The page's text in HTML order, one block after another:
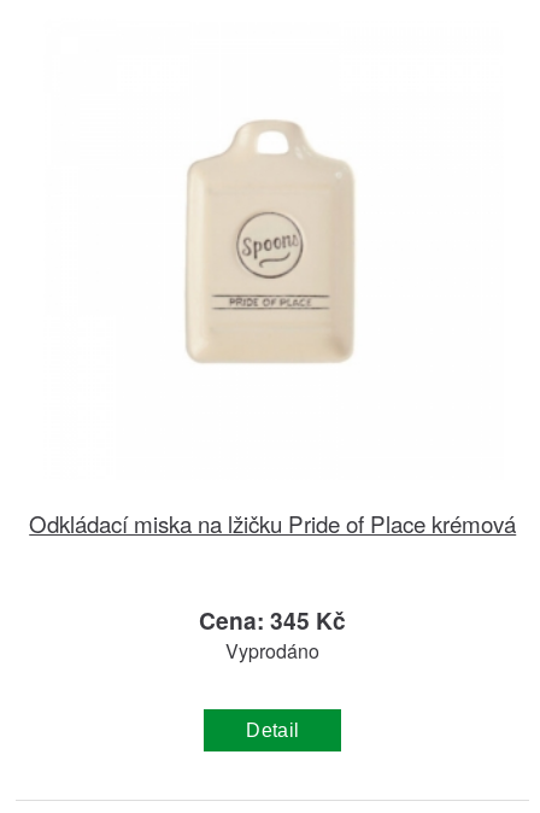
Odkládací miska na lžičku Pride of Place krémová
Cena: 345 Kč
Vyprodáno
Detail